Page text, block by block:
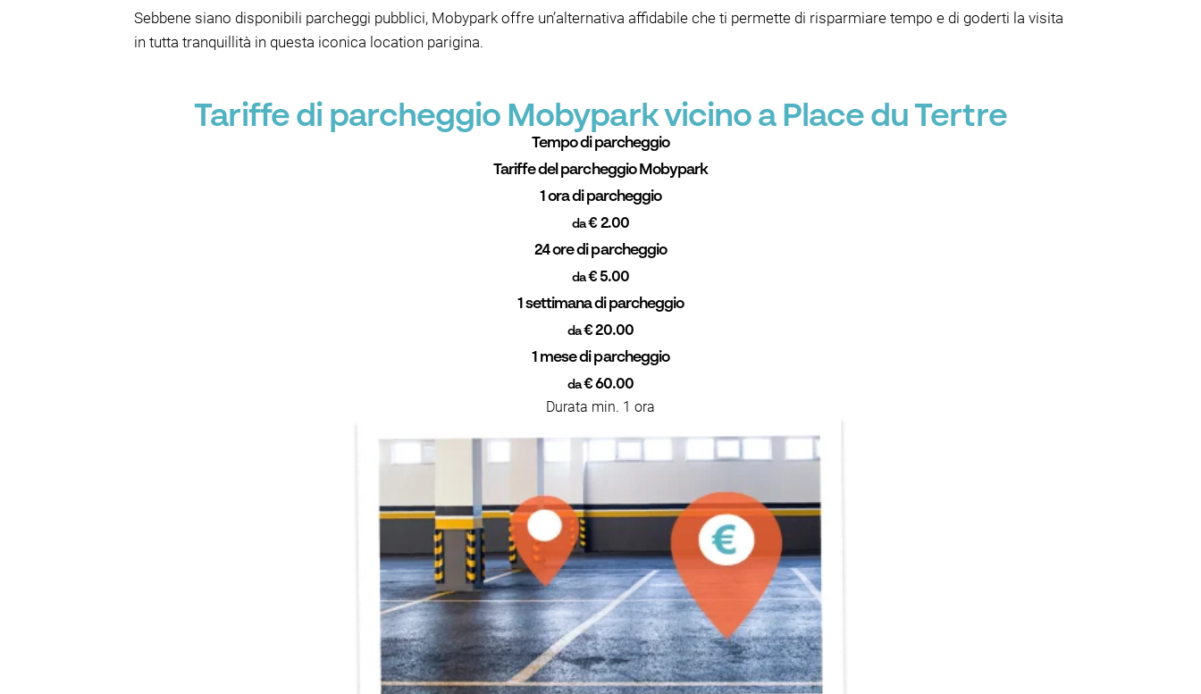
Sebbene siano disponibili parcheggi pubblici, Mobypark offre un’alternativa affidabile che ti permette di risparmiare tempo e di goderti la visita
in tutta tranquillità in questa iconica location parigina.
Tariffe di parcheggio Mobypark vicino a Place du Tertre
Tempo di parcheggio
Tariffe del parcheggio Mobypark
1 ora di parcheggio
da€ 2.00
24 ore di parcheggio
da€ 5.00
1 settimana di parcheggio
da€ 20.00
1 mese di parcheggio
da€ 60.00
Durata min. 1 ora